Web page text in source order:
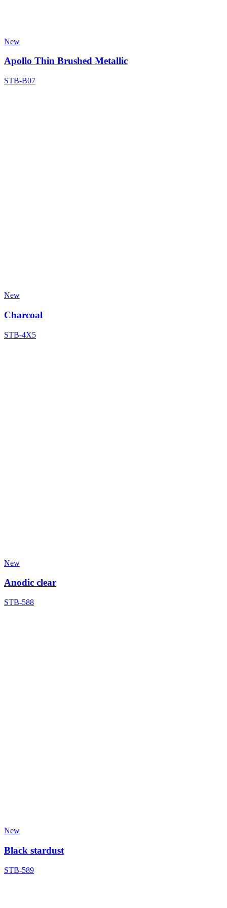
New
Apollo Thin Brushed Metallic
STB-B07
New
Charcoal
STB-4X5
New
Anodic clear
STB-588
New
Black stardust
STB-589